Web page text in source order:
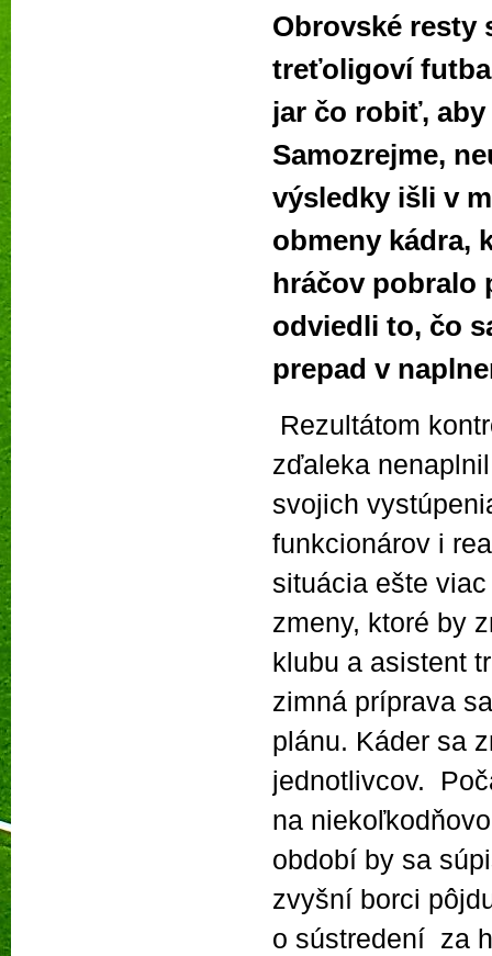
Obrovské resty
treťoligoví
jar čo robiť, aby
Samozrejme,
výsledky išli v
obmeny kádra,
hráčov pobralo
odviedli to, čo
prepad v
Rezultátom
zďaleka
svojich
funkcionárov i
situácia ešte
zmeny, ktoré by
klubu a asistent
zimná príprava
plánu. Káder sa
jednotlivcov.
na
období by sa
zvyšní borci
o sústredení za